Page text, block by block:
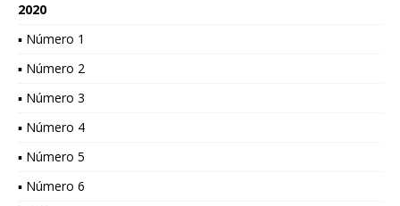
2020
▪ Número 1
▪ Número 2
▪ Número 3
▪ Número 4
▪ Número 5
▪ Número 6